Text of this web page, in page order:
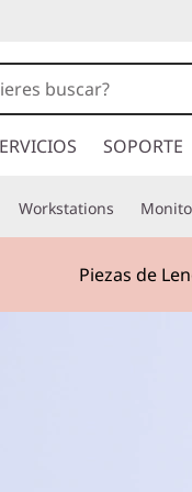
SOPORTE
Workstations
Piezas de